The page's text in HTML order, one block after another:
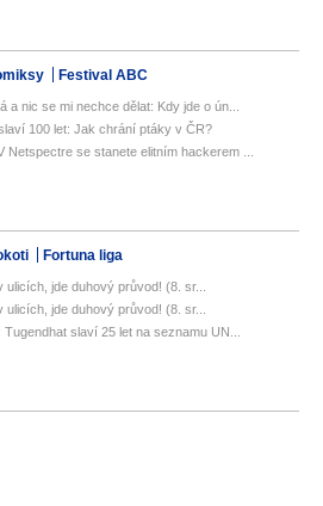
Festival ABC
a nic se mi nechce dělat: Kdy jde o ún...
100 let: Jak chrání ptáky v ČR?
se stanete elitním hackerem ...
Fortuna liga
jde duhový průvod! (8. sr...
jde duhový průvod! (8. sr...
slaví 25 let na seznamu UN...